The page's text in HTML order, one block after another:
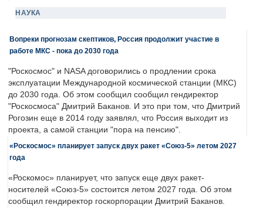
НАУКА
Вопреки прогнозам скептиков, Россия продолжит участие в
работе МКС - пока до 2030 года
"Роскосмос" и NASA договорились о продлении срока
эксплуатации Международной космической станции (МКС)
до 2030 года. Об этом сообщил сообщил гендиректор
"Роскосмоса" Дмитрий Баканов. И это при том, что Дмитрий
Рогозин еще в 2014 году заявлял, что Россия выходит из
проекта, а самой станции "пора на пенсию".
«Роскосмос» планирует запуск двух ракет «Союз-5» летом 2027
года
«Роскомос» планирует, что запуск еще двух ракет-
носителей «Союз-5» состоится летом 2027 года. Об этом
сообщил гендиректор госкорпорации Дмитрий Баканов.